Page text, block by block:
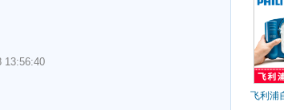
13:56:40
飞利浦